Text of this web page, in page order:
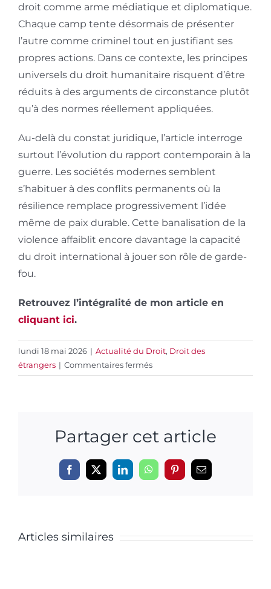
droit comme arme médiatique et diplomatique.
Chaque camp tente désormais de présenter
l’autre comme criminel tout en justifiant ses
propres actions. Dans ce contexte, les principes
universels du droit humanitaire risquent d’être
réduits à des arguments de circonstance plutôt
qu’à des normes réellement appliquées.
Au-delà du constat juridique, l’article interroge
surtout l’évolution du rapport contemporain à la
guerre. Les sociétés modernes semblent
s’habituer à des conflits permanents où la
résilience remplace progressivement l’idée
même de paix durable. Cette banalisation de la
violence affaiblit encore davantage la capacité
du droit international à jouer son rôle de garde-
fou.
Retrouvez l’intégralité de mon article en
cliquant ici.
lundi 18 mai 2026 | Actualité du Droit, Droit des
étrangers | Commentaires ferméssur
Guerre
le
International
n’existe
Partager cet article
Facebook
X LinkedInWhatsAppPinterestEmail
Articles similaires
vision
Le